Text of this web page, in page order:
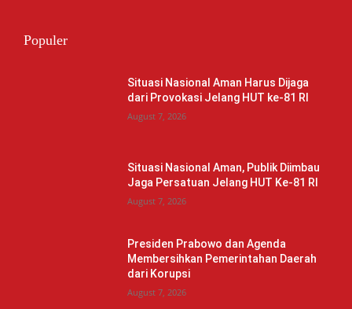
Populer
Situasi Nasional Aman Harus Dijaga
dari Provokasi Jelang HUT ke-81 RI
August 7, 2026
Situasi Nasional Aman, Publik Diimbau
Jaga Persatuan Jelang HUT Ke-81 RI
August 7, 2026
Presiden Prabowo dan Agenda
Membersihkan Pemerintahan Daerah
dari Korupsi
August 7, 2026